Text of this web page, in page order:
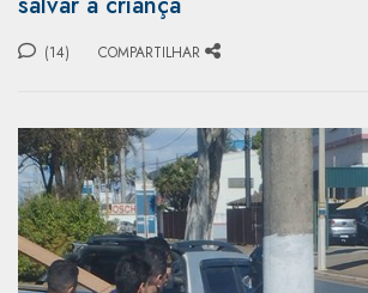
(14) COMPARTILHAR